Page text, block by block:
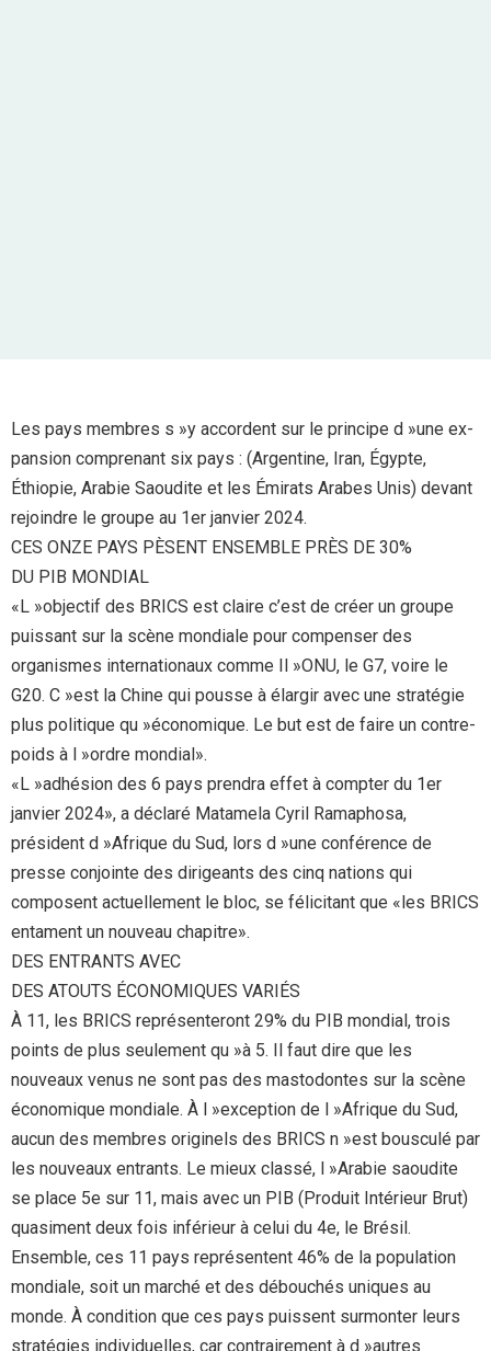
Les pays membres s »y accordent sur le principe d »une ex-
pansion comprenant six pays : (Argentine, Iran, Égypte,
Éthiopie, Arabie Saoudite et les Émirats Arabes Unis) devant
rejoindre le groupe au 1er janvier 2024.
CES ONZE PAYS PÈSENT ENSEMBLE PRÈS DE 30%
DU PIB MONDIAL
«L »objectif des BRICS est claire c’est de créer un groupe
puissant sur la scène mondiale pour compenser des
organismes internationaux comme Il »ONU, le G7, voire le
G20. C »est la Chine qui pousse à élargir avec une stratégie
plus politique qu »économique. Le but est de faire un contre-
poids à l »ordre mondial».
«L »adhésion des 6 pays prendra effet à compter du 1er
janvier 2024», a déclaré Matamela Cyril Ramaphosa,
président d »Afrique du Sud, lors d »une conférence de
presse conjointe des dirigeants des cinq nations qui
composent actuellement le bloc, se félicitant que «les BRICS
entament un nouveau chapitre».
DES ENTRANTS AVEC
DES ATOUTS ÉCONOMIQUES VARIÉS
À 11, les BRICS représenteront 29% du PIB mondial, trois
points de plus seulement qu »à 5. Il faut dire que les
nouveaux venus ne sont pas des mastodontes sur la scène
économique mondiale. À l »exception de l »Afrique du Sud,
aucun des membres originels des BRICS n »est bousculé par
les nouveaux entrants. Le mieux classé, l »Arabie saoudite
se place 5e sur 11, mais avec un PIB (Produit Intérieur Brut)
quasiment deux fois inférieur à celui du 4e, le Brésil.
Ensemble, ces 11 pays représentent 46% de la population
mondiale, soit un marché et des débouchés uniques au
monde. À condition que ces pays puissent surmonter leurs
stratégies individuelles, car contrairement à d »autres